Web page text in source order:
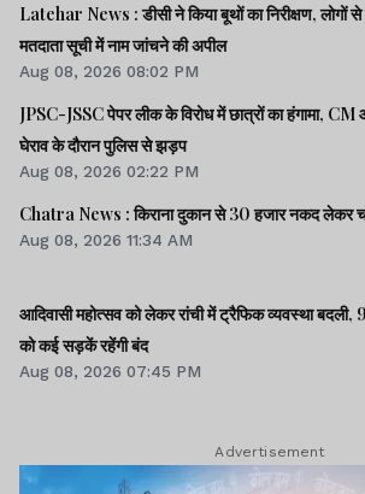
Latehar News : डीसी ने किया बूथों का निरीक्षण, लोगों
मतदाता सूची में नाम जांचने की अपील
Aug 08, 2026 08:02 PM
JPSC-JSSC पेपर लीक के विरोध में छात्रों का हंगामा, CM
घेराव के दौरान पुलिस से झड़प
Aug 08, 2026 02:22 PM
Chatra News : किराना दुकान से 30 हजार नकद लेकर
Aug 08, 2026 11:34 AM
आदिवासी महोत्सव को लेकर रांची में ट्रैफिक व्यवस्था
को कई सड़कें रहेंगी बंद
Aug 08, 2026 07:45 PM
Advertisement